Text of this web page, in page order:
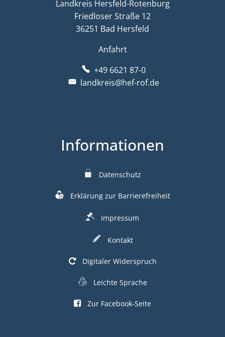
Landkreis Hersfeld-Rotenburg
Friedloser Straße 12
36251 Bad Hersfeld
Anfahrt
+49 6621 87-0
landkreis@hef-rof.de
Informationen
Datenschutz
Erklärung zur Barrierefreiheit
Impressum
Kontakt
Digitaler Widerspruch
Leichte Sprache
Zur Facebook-Seite